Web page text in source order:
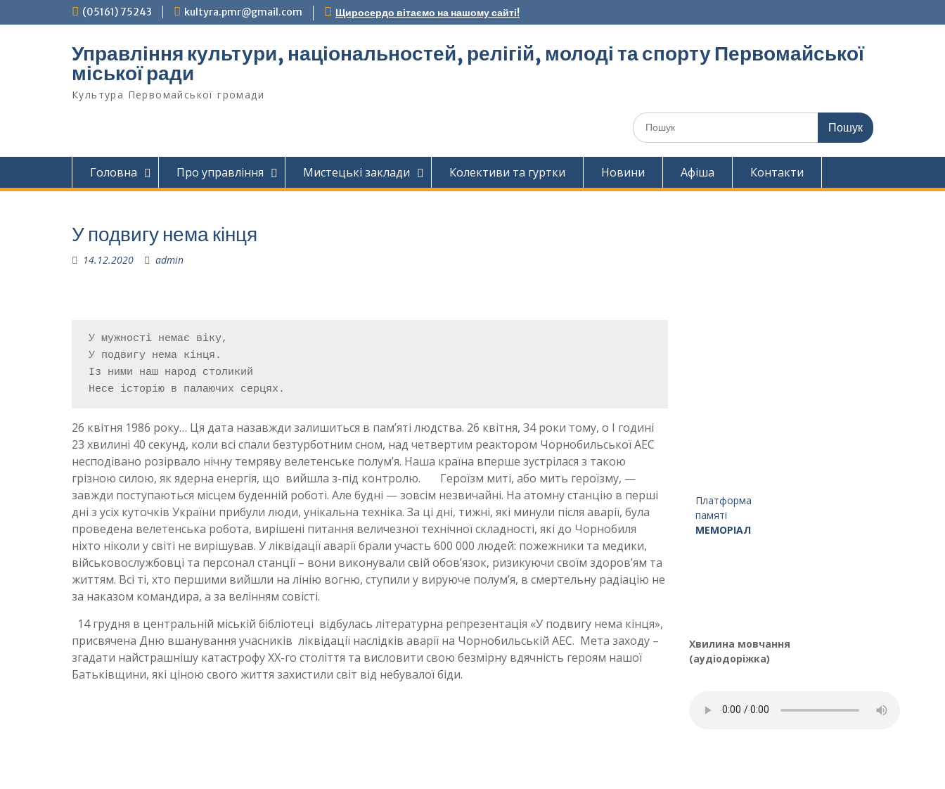
до
(05161) 75243 kultyra.pmr@gmail.com Щиросердо вітаємо на нашому сайті!
Управління культури, національностей, релігій, молоді та спорту Первомайської
міської ради
Культура Первомайcької громади
Шукати:
Головна Про управління Мистецькі заклади Колективи та гуртки Новини Афіша Контакти
У подвигу нема кінця
14.12.2020 admin
Несе історію в палаючих серцях.
26 квітня 1986 року… Ця дата назавжди залишиться в пам’яті людства. 26 квітня, 34 роки тому, о І годині
23 хвилині 40 секунд, коли всі спали безтурботним сном, над четвертим реактором Чорнобильської АЕС
несподівано розірвало нічну темряву велетенське полум’я. Наша країна вперше зустрілася з такою
грізною силою, як ядерна енергія, що вийшла з-під контролю. Героїзм миті, або мить героїзму, —
завжди поступаються місцем буденній роботі. Але будні — зовсім незвичайні. На атомну станцію в перші
дні з усіх куточків України прибули люди, унікальна техніка. За ці дні, тижні, які минули після аварії, була
проведена велетенська робота, вирішені питання величезної технічної складності, які до Чорнобиля
ніхто ніколи у світі не вирішував. У ліквідації аварії брали участь 600 000 людей: пожежники та медики,
військовослужбовці та персонал станції – вони виконували свій обов’язок, ризикуючи своїм здоров’ям та
життям. Всі ті, хто першими вийшли на лінію вогню, ступили у вируюче полум’я, в смертельну радіацію не
за наказом командира, а за велінням совісті.
14 грудня в центральній міській бібліотеці відбулась літературна репрезентація «У подвигу нема кінця»,
присвячена Дню вшанування учасників ліквідації наслідків аварії на Чорнобильській АЕС. Мета заходу –
згадати найстрашнішу катастрофу ХХ-го століття та висловити свою безмірну вдячність героям нашої
Батьківщини, які ціною свого життя захистили світ від небувалої біди.
Платформа
памяті
МЕМОРІАЛ
Хвилина мовчання
(аудіодоріжка)